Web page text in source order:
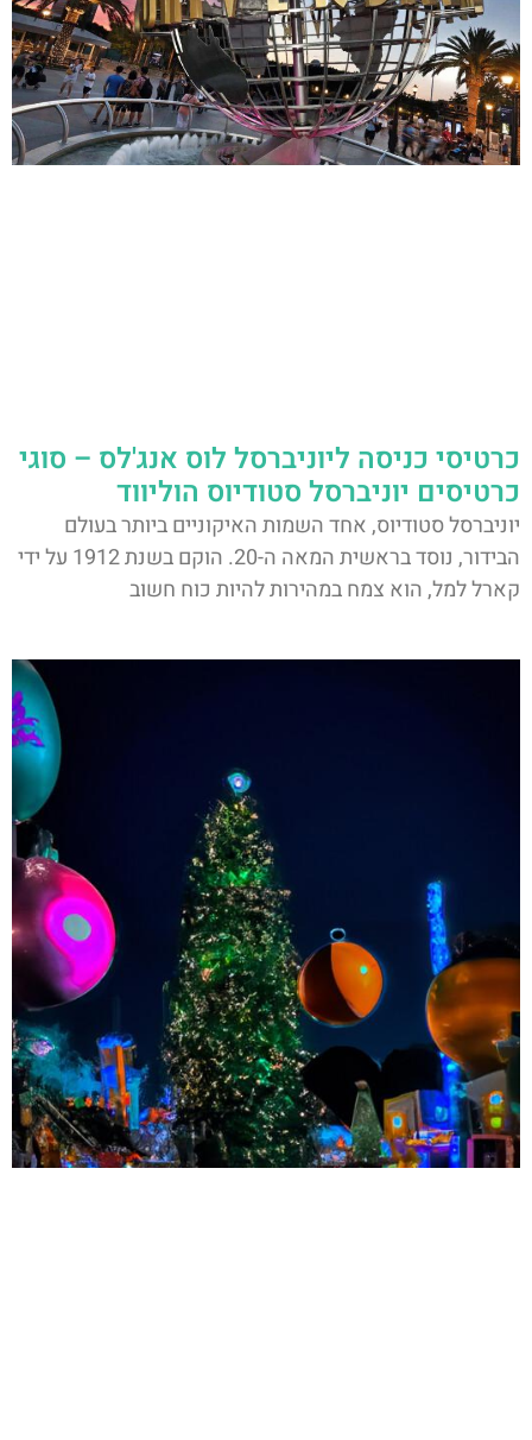
כרטיסי כניסה ליוניברסל לוס אנג'לס – סוגי
כרטיסים יוניברסל סטודיוס הוליווד
יוניברסל סטודיוס, אחד השמות האיקוניים ביותר בעולם
הבידור, נוסד בראשית המאה ה-20. הוקם בשנת 1912 על ידי
קארל למל, הוא צמח במהירות להיות כוח חשוב